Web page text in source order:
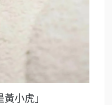
小虎」